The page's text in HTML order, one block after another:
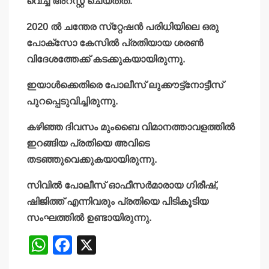
2020 ല്‍ ചന്തേര സ്‌റ്റേഷന്‍ പരിധിയിലെ ഒരു
പോക്‌സോ കേസില്‍ പ്രതിയായ ശരണ്‍
വിദേശത്തേക്ക് കടക്കുകയായിരുന്നു.
ഇയാള്‍ക്കെതിരെ പോലീസ് ലുക്കൗട്ട്‌നോട്ടീസ്
പുറപ്പെടുവിച്ചിരുന്നു.
കഴിഞ്ഞ ദിവസം മുംബൈ വിമാനത്താവളത്തില്‍
ഇറങ്ങിയ പ്രതിയെ അവിടെ
തടഞ്ഞുവെക്കുകയായിരുന്നു.
സിവില്‍ പോലീസ് ഓഫീസര്‍മാരായ ഗിരീഷ്,
ഷിജിത്ത് എന്നിവരും പ്രതിയെ പിടികൂടിയ
സംഘത്തില്‍ ഉണ്ടായിരുന്നു.
W
F